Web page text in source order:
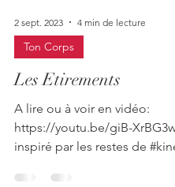
2 sept. 2023 4 min de lecture
Ton Corps
Les Etirements